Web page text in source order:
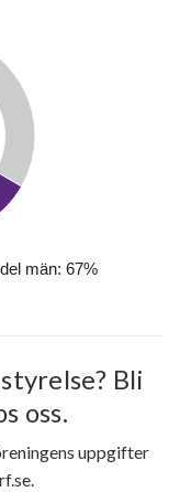
män: 67%
Bli
oss.
uppgifter